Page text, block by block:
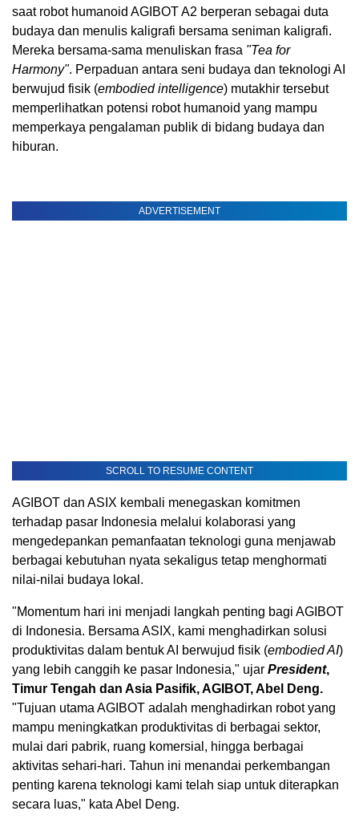
saat robot humanoid AGIBOT A2 berperan sebagai duta
budaya dan menulis kaligrafi bersama seniman kaligrafi.
Mereka bersama-sama menuliskan frasa "Tea for
Harmony". Perpaduan antara seni budaya dan teknologi AI
berwujud fisik (embodied intelligence) mutakhir tersebut
memperlihatkan potensi robot humanoid yang mampu
memperkaya pengalaman publik di bidang budaya dan
hiburan.
ADVERTISEMENT
SCROLL TO RESUME CONTENT
AGIBOT dan ASIX kembali menegaskan komitmen
terhadap pasar Indonesia melalui kolaborasi yang
mengedepankan pemanfaatan teknologi guna menjawab
berbagai kebutuhan nyata sekaligus tetap menghormati
nilai-nilai budaya lokal.
"Momentum hari ini menjadi langkah penting bagi AGIBOT
di Indonesia. Bersama ASIX, kami menghadirkan solusi
produktivitas dalam bentuk AI berwujud fisik (embodied AI)
yang lebih canggih ke pasar Indonesia," ujar President,
Timur Tengah dan Asia Pasifik, AGIBOT, Abel Deng.
"Tujuan utama AGIBOT adalah menghadirkan robot yang
mampu meningkatkan produktivitas di berbagai sektor,
mulai dari pabrik, ruang komersial, hingga berbagai
aktivitas sehari-hari. Tahun ini menandai perkembangan
penting karena teknologi kami telah siap untuk diterapkan
secara luas," kata Abel Deng.